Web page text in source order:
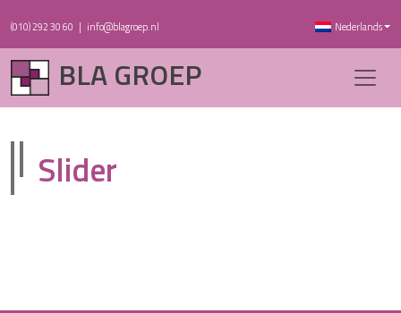
(010) 292 30 60 | info@blagroep.nl Nederlands
BLA GROEP
Slider